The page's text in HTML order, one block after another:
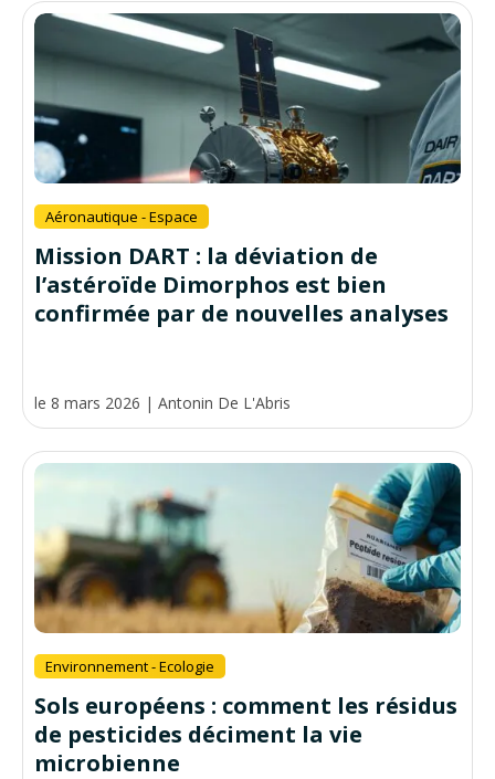
Aéronautique - Espace
Mission DART : la déviation de
l’astéroïde Dimorphos est bien
confirmée par de nouvelles analyses
le 8 mars 2026 | Antonin De L'Abris
Environnement - Ecologie
Sols européens : comment les résidus
de pesticides déciment la vie
microbienne